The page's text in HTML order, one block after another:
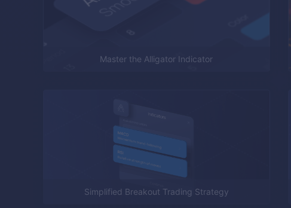
Master the Alligator Indicator
Simplified Breakout Trading Strategy